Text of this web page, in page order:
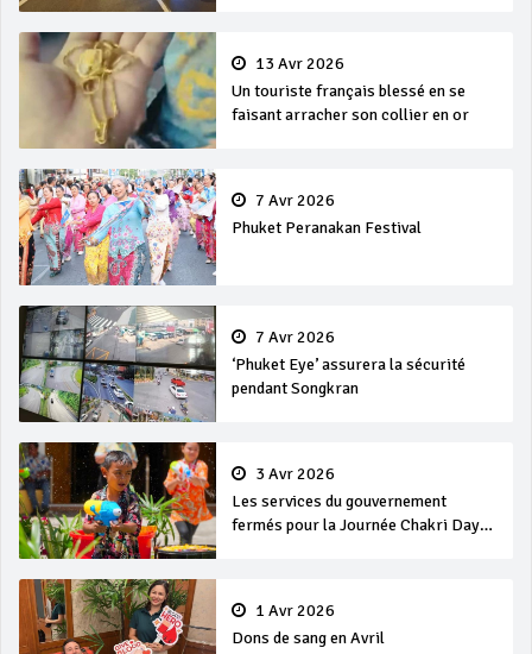
13 Avr 2026
Un touriste français blessé en se
faisant arracher son collier en or
7 Avr 2026
Phuket Peranakan Festival
7 Avr 2026
‘Phuket Eye’ assurera la sécurité
pendant Songkran
3 Avr 2026
Les services du gouvernement
fermés pour la Journée Chakri Day
1 Avr 2026
Dons de sang en Avril